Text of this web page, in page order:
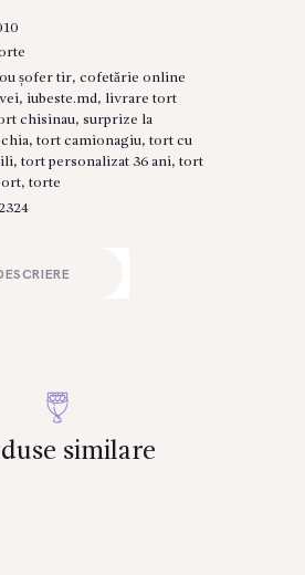
șofer tir, cofetărie online
, iubeste.md, livrare tort
chisinau, surprize la
, tort camionagiu, tort cu
, tort personalizat 36 ani, tort
, torte
similare